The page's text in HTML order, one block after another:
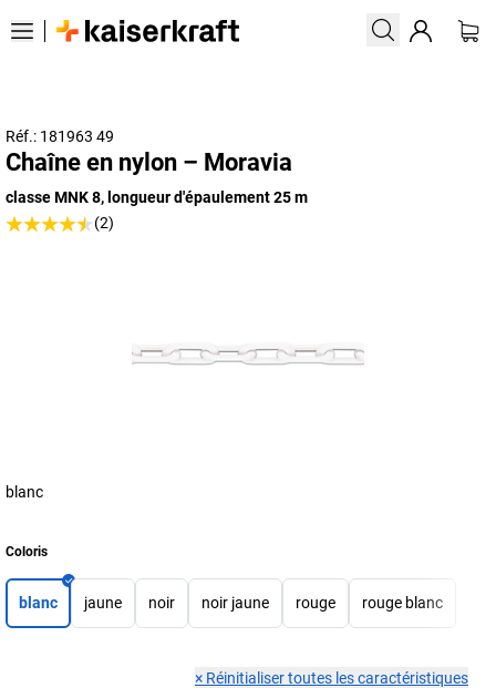
Réf.: 181963 49
Chaîne en nylon – Moravia
classe MNK 8, longueur d'épaulement 25 m
(2)
blanc
Coloris
blanc jaune noir noir jaune rouge rouge blanc
× Réinitialiser toutes les caractéristiques